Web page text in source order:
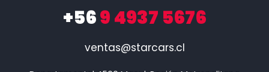
+569 4937 5676
ventas@starcars.cl